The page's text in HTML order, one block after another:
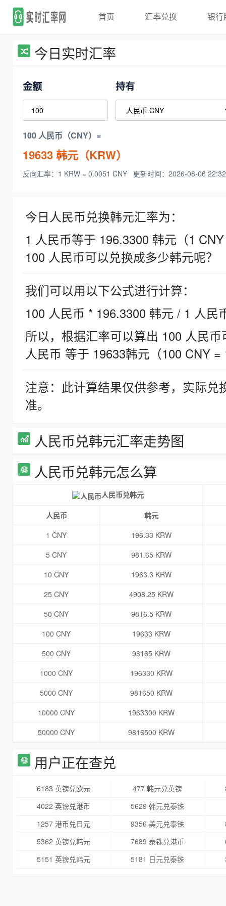
首页 汇率兑换 银行
今日实时汇率
金额 持有
100 人民币（CNY）=
19633韩元（KRW）
反向汇率：1 KRW = 0.0051 CNY 更新时间：2026-08-06
今日人民币兑换韩元汇率为：
1 人民币等于 196.3300 韩元（1
100 人民币可以兑换成多少韩元呢？
我们可以用以下公式进行计算：
100 人民币 * 196.3300 韩元 / 1 人民
所以，根据汇率可以算出 100 人民
人民币 等于 19633韩元（100 CNY =
注意：此计算结果仅供参考，实际
准。
人民币兑韩元汇率走势图
人民币兑韩元怎么算
人民币兑韩元
人民币
韩元
1 CNY
196.33 KRW
5 CNY
981.65 KRW
10 CNY
1963.3 KRW
25 CNY
4908.25 KRW
50 CNY
9816.5 KRW
100 CNY
19633 KRW
500 CNY
98165 KRW
1000 CNY
196330 KRW
5000 CNY
981650 KRW
10000 CNY
1963300 KRW
50000 CNY
9816500 KRW
用户正在查兑
6183 英镑兑欧元 477 韩元兑英镑
4022 英镑兑港币
5629 韩元兑泰铢
1257 港币兑日元
9356 美元兑泰铢
5362 英镑兑韩元
7689 泰铢兑港币
5151 英镑兑韩元
5181 日元兑泰铢